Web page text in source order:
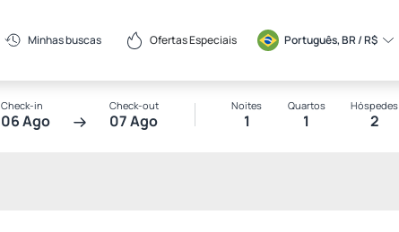
Minhas buscas Ofertas Especiais Português, BR / R$
Check-in
06 Ago
Check-out
07 Ago
Noites
1
Quartos
1
Hóspedes
2